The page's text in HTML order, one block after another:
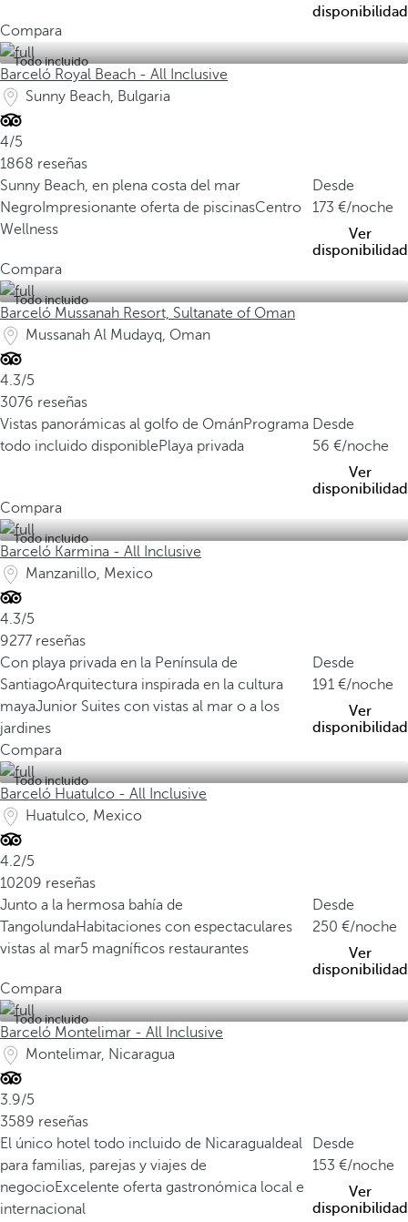
disponibilidad
Compara
Todo incluido
Barceló Royal Beach - All Inclusive
Sunny Beach, Bulgaria
4/5
1868 reseñas
Sunny Beach, en plena costa del mar
Negro Impresionante oferta de piscinasCentro
Wellness
Desde
173
/noche
Ver
disponibilidad
Compara
Todo incluido
Barceló Mussanah Resort, Sultanate of Oman
Mussanah Al Mudayq, Oman
4.3/5
3076 reseñas
Vistas panorámicas al golfo de OmánPrograma
todo incluido disponiblePlaya privada
Desde
56
/noche
Ver
disponibilidad
Compara
Todo incluido
Barceló Karmina - All Inclusive
Manzanillo, Mexico
4.3/5
9277 reseñas
Con playa privada en la Península de
SantiagoArquitectura inspirada en la cultura
mayaJunior Suites con vistas al mar o a los
jardines
Desde
191
/noche
Ver
disponibilidad
Compara
Todo incluido
Barceló Huatulco - All Inclusive
Huatulco, Mexico
4.2/5
10209 reseñas
Junto a la hermosa bahía de
TangolundaHabitaciones con espectaculares
vistas al mar5 magníficos restaurantes
Desde
250
/noche
Ver
disponibilidad
Compara
Todo incluido
Barceló Montelimar - All Inclusive
Montelimar, Nicaragua
3.9/5
3589 reseñas
El único hotel todo incluido de Nicaragua Ideal
para familias, parejas y viajes de
negocioExcelente oferta gastronómica local e
internacional
Desde
153
/noche
Ver
disponibilidad